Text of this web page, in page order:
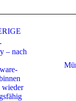
– nach
wieder